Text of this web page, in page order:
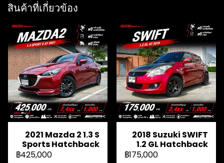
สินค้าที่เกี่ยวข้อง
2021 Mazda 2 1.3 S
Sports Hatchback
฿425,000
2018 Suzuki SWIFT
1.2 GL Hatchback
฿175,000